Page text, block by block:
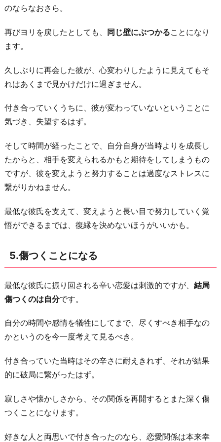
のならなおさら。
再びヨリを戻したとしても、 同じ壁にぶつかることになり
ます。
久しぶりに再会した彼が、心変わりしたように見えてもそ
れはあくまで見かけだけに過ぎません。
付き合っていくうちに、彼が変わっていないということに
気づき、失望するはず。
そして時間が経ったことで、自分自身が当時よりを成長し
たからと、相手を変えられるかもと期待をしてしまうもの
ですが、彼を変えようと努力することは過度なストレスに
繋がりかねません。
最低な彼氏を支えて、変えようと長い目で努力していく覚
悟ができるまでは、復縁を決めないほうがいいかも。
5.傷つくことになる
最低な彼氏に振り回される辛い恋愛は刺激的ですが、 結局
傷つくのは自分です。
自分の時間や感情を犠牲にしてまで、尽くすべき相手なの
かというのを今一度考えて見るべき。
付き合っていた当時はその辛さに耐えきれず、それが結果
的に破局に繋がったはず。
寂しさや懐かしさから、その関係を再開するとまた深く傷
つくことになります。
好きな人と両思いで付き合ったのなら、恋愛関係は本来幸